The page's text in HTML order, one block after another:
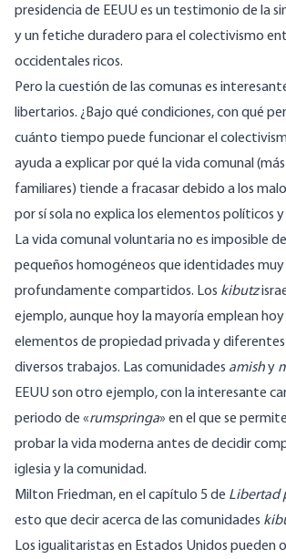
presidencia de EEUU es un testimonio de la
y un fetiche duradero para el colectivismo
occidentales ricos.
Pero la cuestión de las comunas es
libertarios. ¿Bajo qué condiciones, con qué
cuánto tiempo puede funcionar el
ayuda a explicar por qué la vida comunal
familiares) tiende a fracasar debido a los
por sí sola no explica los elementos políticos
La vida comunal voluntaria no es imposible
pequeños homogéneos que identidades muy
profundamente compartidos. Los kibutz
ejemplo, aunque hoy la mayoría emplean hoy
elementos de propiedad privada y diferentes
diversos trabajos. Las comunidades amishy
EEUU son otro ejemplo, con la interesante
periodo de «rumspringa» en el que se
probar la vida moderna antes de decidir
iglesia y la comunidad.
Milton Friedman, en el capítulo 5 de Libertad
esto que decir acerca de las comunidades
Los igualitaristas en Estados Unidos pueden